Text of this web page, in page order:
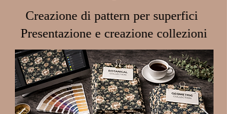
Creazione di pattern per superfici
Presentazione e creazione collezioni